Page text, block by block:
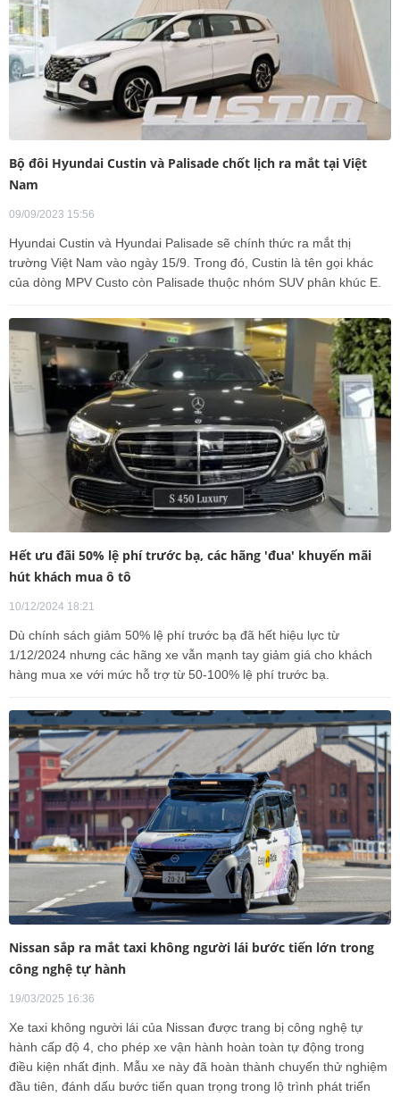
Bộ đôi Hyundai Custin và Palisade chốt lịch ra mắt tại Việt
Nam
09/09/2023 15:56
Hyundai Custin và Hyundai Palisade sẽ chính thức ra mắt thị
trường Việt Nam vào ngày 15/9. Trong đó, Custin là tên gọi khác
của dòng MPV Custo còn Palisade thuộc nhóm SUV phân khúc E.
Hết ưu đãi 50% lệ phí trước bạ, các hãng 'đua' khuyến mãi
hút khách mua ô tô
10/12/2024 18:21
Dù chính sách giảm 50% lệ phí trước bạ đã hết hiệu lực từ
1/12/2024 nhưng các hãng xe vẫn mạnh tay giảm giá cho khách
hàng mua xe với mức hỗ trợ từ 50-100% lệ phí trước bạ.
Nissan sắp ra mắt taxi không người lái bước tiến lớn trong
công nghệ tự hành
19/03/2025 16:36
Xe taxi không người lái của Nissan được trang bị công nghệ tự
hành cấp độ 4, cho phép xe vận hành hoàn toàn tự động trong
điều kiện nhất định. Mẫu xe này đã hoàn thành chuyến thử nghiệm
đầu tiên, đánh dấu bước tiến quan trọng trong lộ trình phát triển